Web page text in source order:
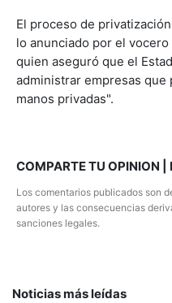
El proceso de
lo anunciado por el
quien aseguró que el
administrar empresas
manos privadas".
COMPARTE TU OPINION
Los comentarios publicados son
autores y las consecuencias
sanciones legales.
Noticias más leídas